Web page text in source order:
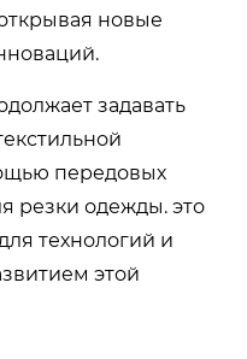
новые
задавать
передовых
резки одежды. это
технологий и
этой